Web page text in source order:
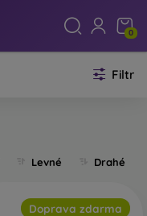
0
Filtr
Levné Drahé
Doprava zdarma